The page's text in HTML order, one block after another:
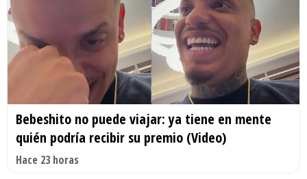
Bebeshito no puede viajar: ya tiene en mente
quién podría recibir su premio (Video)
Hace 23 horas